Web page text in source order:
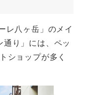
レ八ヶ岳」のメイ
り」には、ペッ
ショップが多く